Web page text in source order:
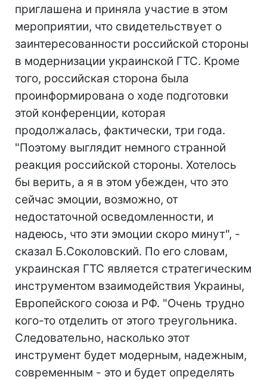
приглашена и приняла участие в этом
мероприятии, что свидетельствует о
заинтересованности российской стороны
в модернизации украинской ГТС. Кроме
того, российская сторона была
проинформирована о ходе подготовки
этой конференции, которая
продолжалась, фактически, три года.
"Поэтому выглядит немного странной
реакция российской стороны. Хотелось
бы верить, а я в этом убежден, что это
сейчас эмоции, возможно, от
недостаточной осведомленности, и
надеюсь, что эти эмоции скоро минут", -
сказал Б.Соколовский. По его словам,
украинская ГТС является стратегическим
инструментом взаимодействия Украины,
Европейского союза и РФ. "Очень трудно
кого-то отделить от этого треугольника.
Следовательно, насколько этот
инструмент будет модерным, надежным,
современным - это и будет определять